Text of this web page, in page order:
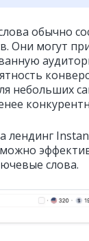
обычно
Они могут
небольших
лендинг
слова.